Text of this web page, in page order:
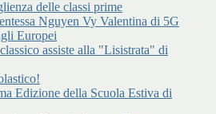
delle classi prime
Nguyen Vy Valentina di 5G
Europei
assiste alla "Lisistrata" di
Edizione della Scuola Estiva di